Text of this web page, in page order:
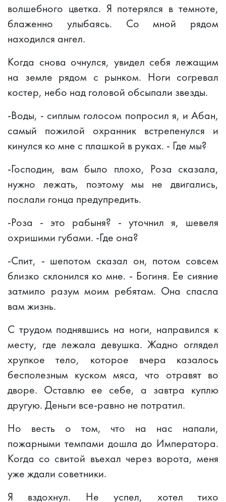
волшебного цветка. Я потерялся в темноте,
блаженно улыбаясь. Со мной рядом
находился ангел.
Когда снова очнулся, увидел себя лежащим
на земле рядом с рынком. Ноги согревал
костер, небо над головой обсыпали звезды.
-Воды, - сиплым голосом попросил я, и Абан,
самый пожилой охранник встрепенулся и
кинулся ко мне с плашкой в руках. - Где мы?
-Господин, вам было плохо, Роза сказала,
нужно лежать, поэтому мы не двигались,
послали гонца предупредить.
-Роза - это рабыня? - уточнил я, шевеля
охришими губами. -Где она?
-Спит, - шепотом сказал он, потом совсем
близко склонился ко мне. - Богиня. Ее сияние
затмило разум моим ребятам. Она спасла
вам жизнь.
С трудом поднявшись на ноги, направился к
месту, где лежала девушка. Жадно оглядел
хрупкое тело, которое вчера казалось
бесполезным куском мяса, что отравят во
дворе. Оставлю ее себе, а завтра куплю
другую. Деньги все-равно не потратил.
Но весть о том, что на нас напали,
пожарными темпами дошла до Императора.
Когда со свитой въехал через ворота, меня
уже ждали советники.
Я вздохнул. Не успел, хотел тихо